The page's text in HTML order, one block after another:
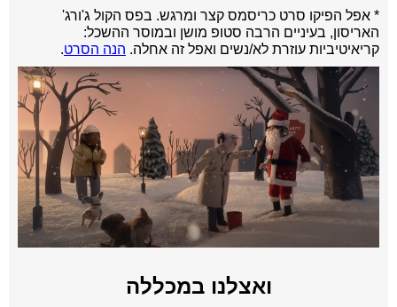
* אפל הפיקו סרט כריסמס קצר ומרגש. בפס הקול ג'ורג'
האריסון, בעיניים הרבה סטופ מושן ובמוסר ההשכל:
קריאיטיביות עוזרת לא/נשים ואפל זה אחלה. הנה הסרט.
ואצלנו במכללה